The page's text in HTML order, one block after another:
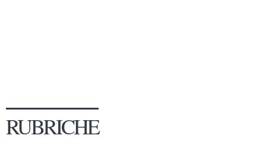
Tabù Festival 2014
A Tutto Volume
RUBRICHE